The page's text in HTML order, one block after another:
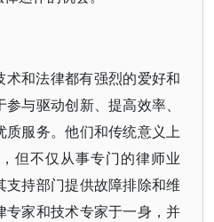
术和法律都有强烈的爱好和
与驱动创新、提高效率、
服务。他们和传统意义上
但不仅从事专门的律师业
持部门提供故障排除和维
家和技术专家于一身，并